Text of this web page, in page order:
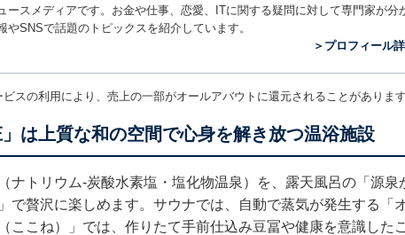
ースメディアです。お金や仕事、恋愛、ITに関する疑問に対して専門家が分
SNSで話題のトピックスを紹介しています。
＞プロフィール
スの利用により、売上の一部がオールアバウトに還元されることがあります
は上質な和の空間で心身を解き放つ温浴施設
ナトリウム-炭酸水素塩・塩化物温泉）を、露天風呂の「源泉
で贅沢に楽しめます。サウナでは、自動で蒸気が発生する「
ここね）」では、作りたて手前仕込み豆冨や健康を意識した